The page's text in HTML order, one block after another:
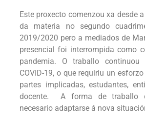
Este proxecto comenzou xa desde
da materia no segundo
2019/2020 pero a mediados de
presencial foi interrompida como
pandemia. O traballo
COVID-19, o que requiriu un
partes implicadas, estudantes,
docente. A forma de traballo
necesario adaptarse á nova